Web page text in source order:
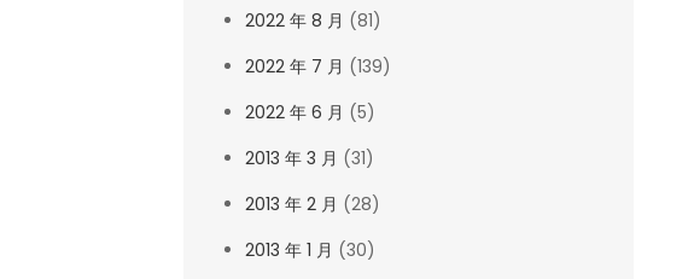
2022 年 8 月 (81)
2022 年 7 月 (139)
2022 年 6 月 (5)
2013 年 3 月 (31)
2013 年 2 月 (28)
2013 年 1 月 (30)